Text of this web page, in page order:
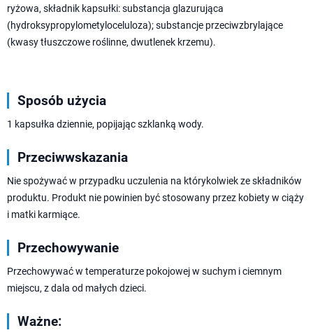
ryżowa, składnik kapsułki: substancja glazurująca
(hydroksypropylometyloceluloza); substancje przeciwzbrylające
(kwasy tłuszczowe roślinne, dwutlenek krzemu).
Sposób użycia
1 kapsułka dziennie, popijając szklanką wody.
Przeciwwskazania
Nie spożywać w przypadku uczulenia na którykolwiek ze składników
produktu. Produkt nie powinien być stosowany przez kobiety w ciąży
i matki karmiące.
Przechowywanie
Przechowywać w temperaturze pokojowej w suchym i ciemnym
miejscu, z dala od małych dzieci.
Ważne: